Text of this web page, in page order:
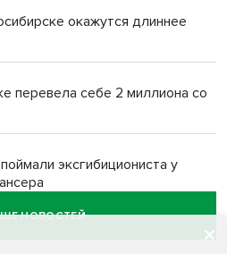
окажутся длиннее
перевела себе 2 миллиона со
эксгибициониста у
НОВОСТЕЙ